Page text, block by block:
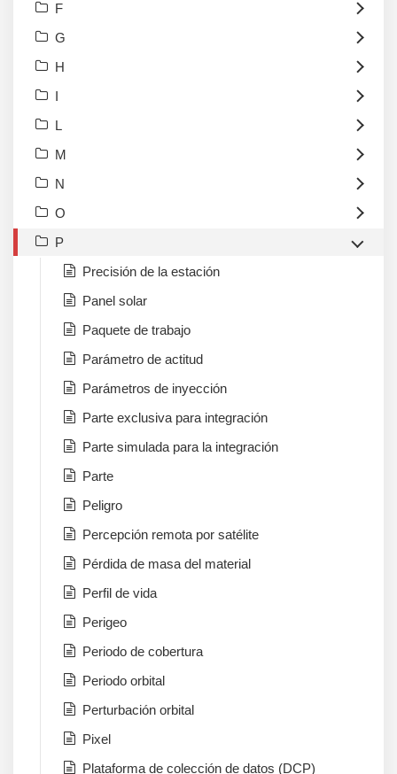
F
G
H
I
L
M
N
O
P
Precisión de la estación
Panel solar
Paquete de trabajo
Parámetro de actitud
Parámetros de inyección
Parte exclusiva para integración
Parte simulada para la integración
Parte
Peligro
Percepción remota por satélite
Pérdida de masa del material
Perfil de vida
Perigeo
Periodo de cobertura
Periodo orbital
Perturbación orbital
Pixel
Plataforma de colección de datos (DCP)